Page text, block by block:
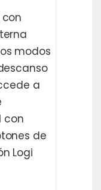
modos
a
con
de
Logi